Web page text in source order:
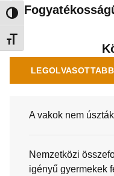
Nagy kontraszt váltása
Betűméret váltása
LEGOLVASOTTABB
A vakok nem
Nemzetközi
igényű gyermekek